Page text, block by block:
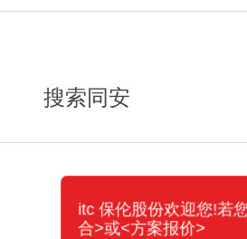
搜索同安
itc 保伦股份欢迎您!若
合>或<方案报价>